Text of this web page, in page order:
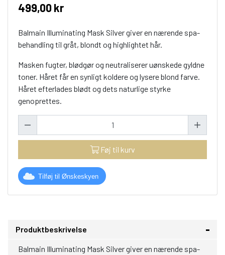
499,00 kr
Balmain Illuminating Mask Silver giver en nærende spa-
behandling til gråt, blondt og highlightet hår.
Masken fugter, blødgør og neutraliserer uønskede gyldne
toner. Håret får en synligt koldere og lysere blond farve.
Håret efterlades blødt og dets naturlige styrke
genoprettes.
Føj til kurv
Tilføj til Ønskeskyen
Produktbeskrivelse
Balmain Illuminating Mask Silver giver en nærende spa-